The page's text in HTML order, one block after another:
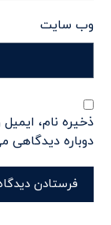
وب‌ سایت
ذخیره نام،
دوباره دیدگاهی
فرستادن